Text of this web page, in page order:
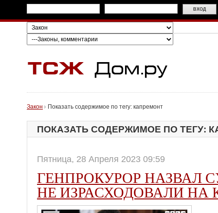
Закон Показать содержимое по тегу: капремонт
ПОКАЗАТЬ СОДЕРЖИМОЕ ПО ТЕГУ:
Пятница, 28 Апреля 2023 09:59
ГЕНПРОКУРОР НАЗВАЛ
НЕ ИЗРАСХОДОВАЛИ НА